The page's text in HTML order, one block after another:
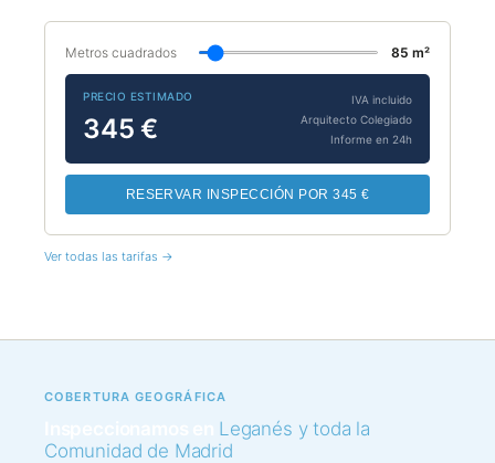
Metros cuadrados 85 m²
PRECIO ESTIMADO
345 €
IVA incluido
Arquitecto Colegiado
Informe en 24h
RESERVAR INSPECCIÓN POR 345 €
Ver todas las tarifas →
COBERTURA GEOGRÁFICA
Leganés y toda la
Comunidad de Madrid